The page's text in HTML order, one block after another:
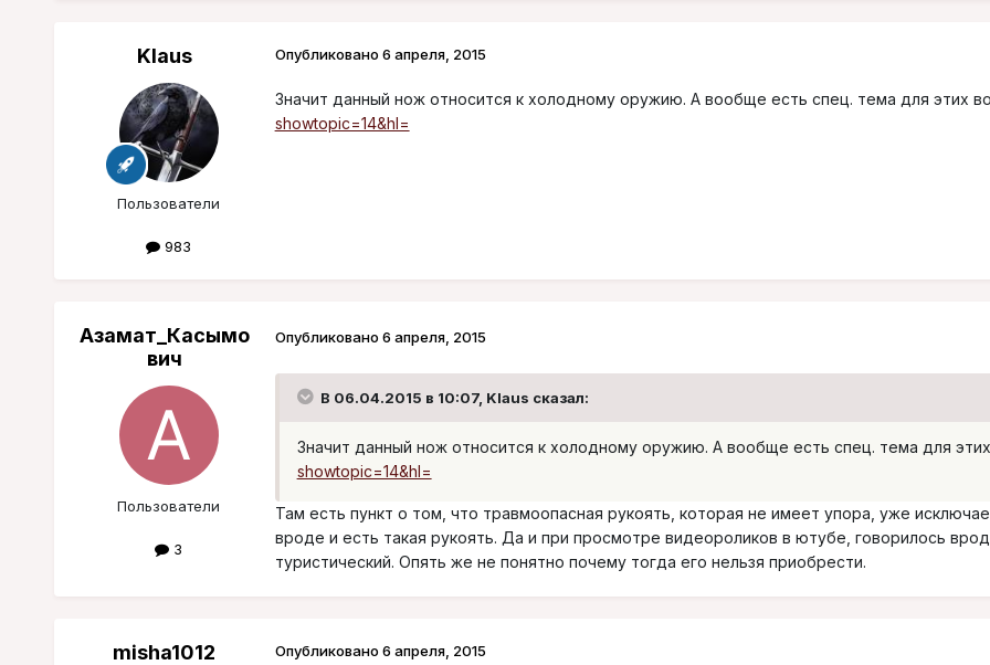
Klaus
Пользователи
983
Опубликовано 6 апреля, 2015
Значит данный нож относится к холодному оружию. А вообще есть спец. тема для этих
showtopic=14&hl=
Азамат_Касымо
вич
Пользователи
3
Опубликовано 6 апреля, 2015
В 06.04.2015 в 10:07, Klaus сказал:
Значит данный нож относится к холодному оружию. А вообще есть спец. тема для
showtopic=14&hl=
Там есть пункт о том, что травмоопасная рукоять, которая не имеет упора, уже
вроде и есть такая рукоять. Да и при просмотре видеороликов в ютубе, говорилось
туристический. Опять же не понятно почему тогда его нельзя приобрести.
misha1012 Опубликовано 6 апреля, 2015